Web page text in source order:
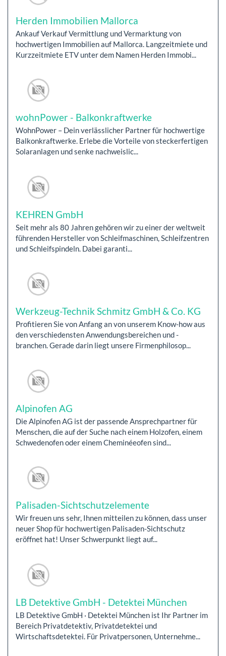
Herden Immobilien Mallorca
Ankauf Verkauf Vermittlung und Vermarktung von
hochwertigen Immobilien auf Mallorca. Langzeitmiete und
Kurzzeitmiete ETV unter dem Namen Herden Immobi...
wohnPower - Balkonkraftwerke
WohnPower – Dein verlässlicher Partner für hochwertige
Balkonkraftwerke. Erlebe die Vorteile von steckerfertigen
Solaranlagen und senke nachweislic...
KEHREN GmbH
Seit mehr als 80 Jahren gehören wir zu einer der weltweit
führenden Hersteller von Schleifmaschinen, Schleifzentren
und Schleifspindeln. Dabei garanti...
Werkzeug-Technik Schmitz GmbH & Co. KG
Profitieren Sie von Anfang an von unserem Know-how aus
den verschiedensten Anwendungsbereichen und -
branchen. Gerade darin liegt unsere Firmenphilosop...
Alpinofen AG
Die Alpinofen AG ist der passende Ansprechpartner für
Menschen, die auf der Suche nach einem Holzofen, einem
Schwedenofen oder einem Cheminéeofen sind...
Palisaden-Sichtschutzelemente
Wir freuen uns sehr, Ihnen mitteilen zu können, dass unser
neuer Shop für hochwertigen Palisaden-Sichtschutz
eröffnet hat! Unser Schwerpunkt liegt auf...
LB Detektive GmbH - Detektei München
LB Detektive GmbH · Detektei München ist Ihr Partner im
Bereich Privatdetektiv, Privatdetektei und
Wirtschaftsdetektei. Für Privatpersonen, Unternehme...